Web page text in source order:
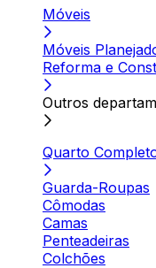
Móveis
Móveis
Reforma e
Outros
Quarto
Guarda-Roupas
Cômodas
Camas
Penteadeiras
Colchões